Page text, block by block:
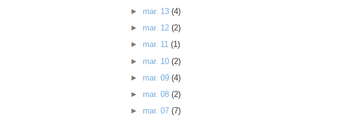
► mar. 13 (4)
► mar. 12 (2)
► mar. 11 (1)
► mar. 10 (2)
► mar. 09 (4)
► mar. 08 (2)
► mar. 07 (7)